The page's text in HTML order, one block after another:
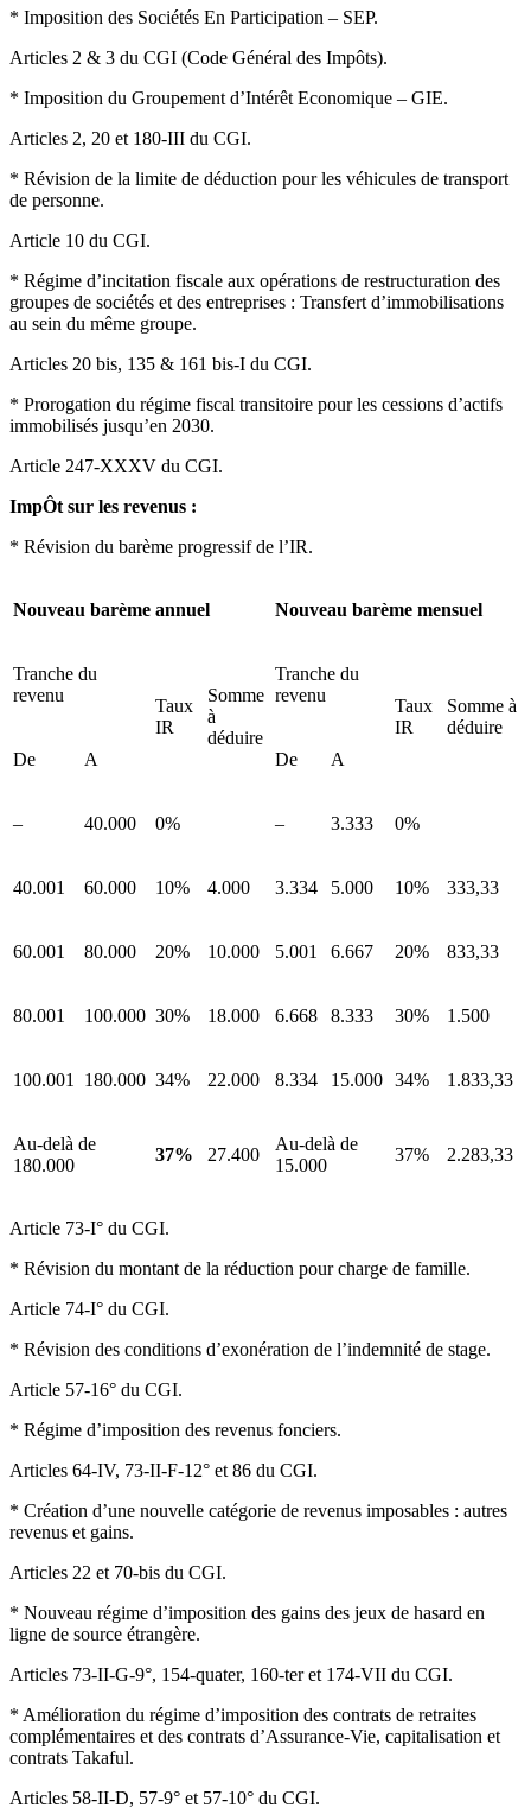
* Imposition des Sociétés En Participation – SEP.
Articles 2 & 3 du CGI (Code Général des Impôts).
* Imposition du Groupement d’Intérêt Economique – GIE.
Articles 2, 20 et 180-III du CGI.
* Révision de la limite de déduction pour les véhicules de transport
de personne.
Article 10 du CGI.
* Régime d’incitation fiscale aux opérations de restructuration des
groupes de sociétés et des entreprises : Transfert d’immobilisations
au sein du même groupe.
Articles 20 bis, 135 & 161 bis-I du CGI.
* Prorogation du régime fiscal transitoire pour les cessions d’actifs
immobilisés jusqu’en 2030.
Article 247-XXXV du CGI.
ImpÔt sur les revenus :
* Révision du barème progressif de l’IR.
Nouveau barème annuel Nouveau barème mensuel
Tranche du
revenu
Taux
IR
Somme
à
déduire
Tranche du
revenu
Taux
IR
Somme à
déduire
De
A De A
– 40.000 0% – 3.333 0%
40.001 60.000 10% 4.000 3.334 5.000 10% 333,33
60.001 80.000 20% 10.000 5.001 6.667 20% 833,33
80.001 100.000 30% 18.000 6.668 8.333 30% 1.500
100.001 180.000 34% 22.000 8.334 15.000 34% 1.833,33
Au-delà de
180.000
37% 27.400
Au-delà de
15.000
37% 2.283,33
Article 73-I° du CGI.
* Révision du montant de la réduction pour charge de famille.
Article 74-I° du CGI.
* Révision des conditions d’exonération de l’indemnité de stage.
Article 57-16° du CGI.
* Régime d’imposition des revenus fonciers.
Articles 64-IV, 73-II-F-12° et 86 du CGI.
* Création d’une nouvelle catégorie de revenus imposables : autres
revenus et gains.
Articles 22 et 70-bis du CGI.
* Nouveau régime d’imposition des gains des jeux de hasard en
ligne de source étrangère.
Articles 73-II-G-9°, 154-quater, 160-ter et 174-VII du CGI.
* Amélioration du régime d’imposition des contrats de retraites
complémentaires et des contrats d’Assurance-Vie, capitalisation et
contrats Takaful.
Articles 58-II-D, 57-9° et 57-10° du CGI.